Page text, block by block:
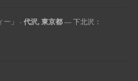
」 - 代沢, 東京都— 下北沢：